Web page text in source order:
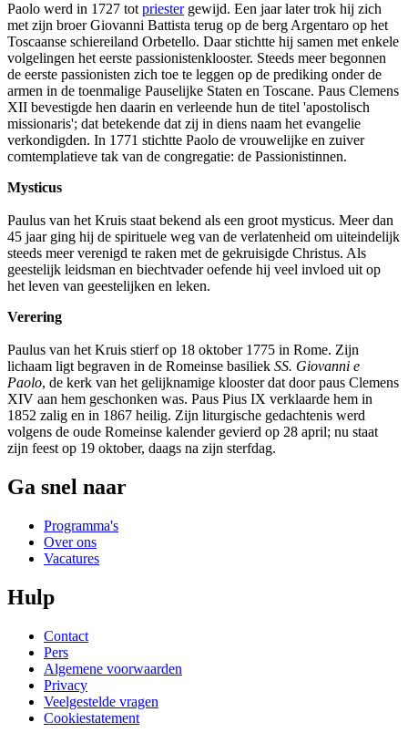
Paolo werd in 1727 tot priestergewijd. Een jaar later trok hij zich
met zijn broer Giovanni Battista terug op de berg Argentaro op het
Toscaanse schiereiland Orbetello. Daar stichtte hij samen met enkele
volgelingen het eerste passionistenklooster. Steeds meer begonnen
de eerste passionisten zich toe te leggen op de prediking onder de
armen in de toenmalige Pauselijke Staten en Toscane. Paus Clemens
XII bevestigde hen daarin en verleende hun de titel 'apostolisch
missionaris'; dat betekende dat zij in diens naam het evangelie
verkondigden. In 1771 stichtte Paolo de vrouwelijke en zuiver
comtemplatieve tak van de congregatie: de Passionistinnen.
Mysticus
Paulus van het Kruis staat bekend als een groot mysticus. Meer dan
45 jaar ging hij de spirituele weg van de verlatenheid om uiteindelijk
steeds meer verenigd te raken met de gekruisigde Christus. Als
geestelijk leidsman en biechtvader oefende hij veel invloed uit op
het leven van geestelijken en leken.
Verering
Paulus van het Kruis stierf op 18 oktober 1775 in Rome. Zijn
lichaam ligt begraven in de Romeinse basiliek SS. Giovanni e
Paolo, de kerk van het gelijknamige klooster dat door paus Clemens
XIV aan hem geschonken was. Paus Pius IX verklaarde hem in
1852 zalig en in 1867 heilig. Zijn liturgische gedachtenis werd
volgens de oude Romeinse kalender gevierd op 28 april; nu staat
zijn feest op 19 oktober, daags na zijn sterfdag.
Ga snel naar
Programma's
Over ons
Vacatures
Hulp
Contact
Pers
Algemene voorwaarden
Privacy
Veelgestelde vragen
Cookiestatement